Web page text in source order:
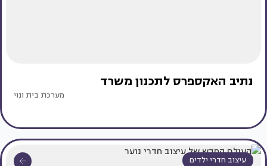
נתיב האקספרס לתכנון משרד
מערכת בית ונוי
עיצוב חדרי ילדים